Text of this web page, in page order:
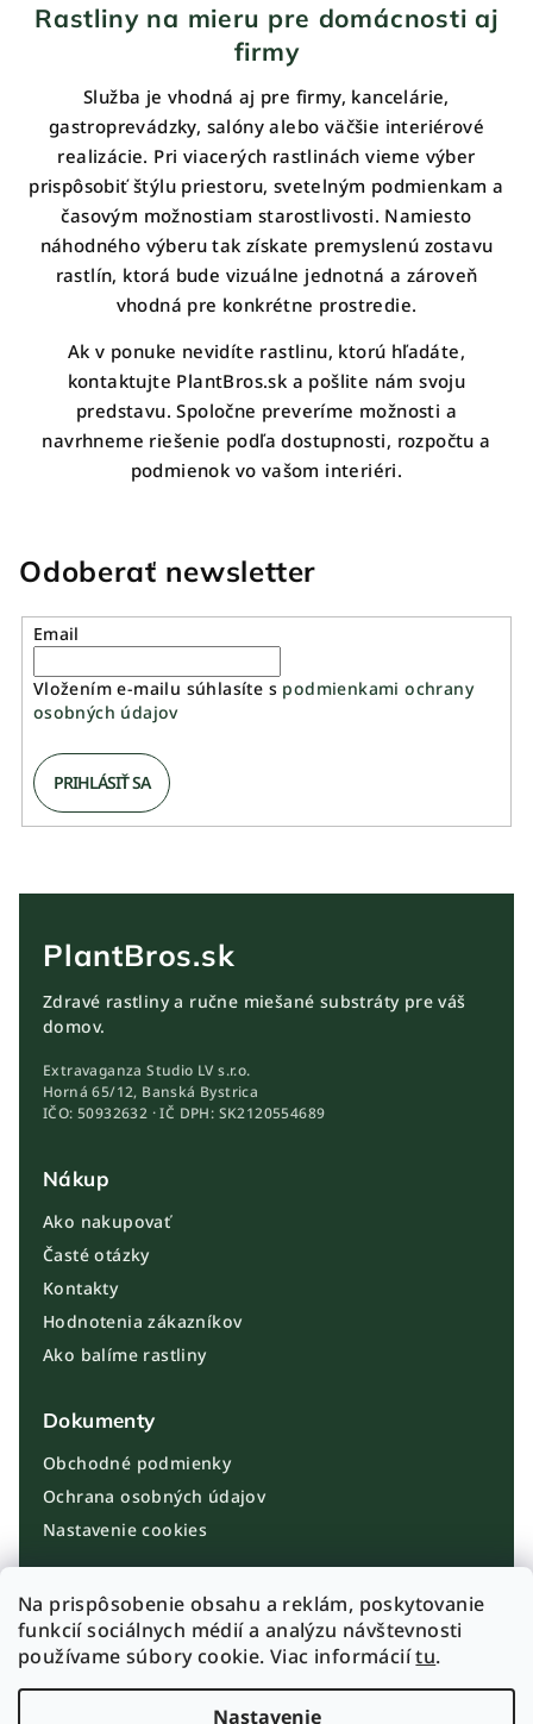
Na prispôsobenie obsahu a reklám, poskytovanie
funkcií sociálnych médií a analýzu návštevnosti
používame súbory cookie. Viac informáciítu.
Nastavenie
Rastliny na mieru pre domácnosti aj
firmy
Služba je vhodná aj pre firmy, kancelárie,
gastroprevádzky, salóny alebo väčšie interiérové
realizácie. Pri viacerých rastlinách vieme výber
prispôsobiť štýlu priestoru, svetelným podmienkam a
časovým možnostiam starostlivosti. Namiesto
náhodného výberu tak získate premyslenú zostavu
rastlín, ktorá bude vizuálne jednotná a zároveň
vhodná pre konkrétne prostredie.
Ak v ponuke nevidíte rastlinu, ktorú hľadáte,
kontaktujte PlantBros.sk a pošlite nám svoju
predstavu. Spoločne preveríme možnosti a
navrhneme riešenie podľa dostupnosti, rozpočtu a
podmienok vo vašom interiéri.
Odoberať newsletter
Email
Vložením e-mailu súhlasíte s podmienkami ochrany
osobných údajov
PRIHLÁSIŤ SA
PlantBros.sk
Zdravé rastliny a ručne miešané substráty pre váš
domov.
Extravaganza Studio LV s.r.o.
Horná 65/12, Banská Bystrica
IČO: 50932632 · IČ DPH: SK2120554689
Nákup
Ako nakupovať
Časté otázky
Kontakty
Hodnotenia zákazníkov
Ako balíme rastliny
Dokumenty
Obchodné podmienky
Ochrana osobných údajov
Nastavenie cookies
Kontakt
info@plantbros.sk
+421 910 100 099
Instagram PlantBros